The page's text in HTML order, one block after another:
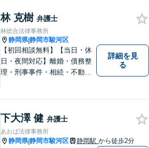
軽にご連絡ください。
林 克樹 弁護士
林総合法律事務所
静岡県|静岡市駿河区
【初回相談無料】【当日・休
日・夜間対応】離婚・債務整
理・刑事事件・相続・不動産
す。法人・個人事業主の事業
再建・債務整理の問題解決に
自信があります。
詳細を見
る
下大澤 健 弁護士
あおば法律事務所
静岡県|静岡市駿河区 静岡駅 から徒歩2分